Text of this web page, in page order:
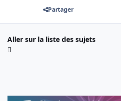
Partager
Aller sur la liste des sujets